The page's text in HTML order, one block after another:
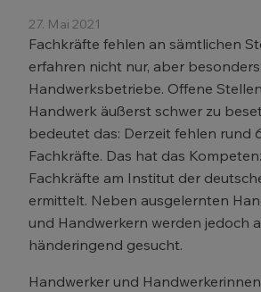
27. Mai 2021
Fachkräfte fehlen an sämtlichen
erfahren nicht nur, aber besonders
Handwerksbetriebe. Offene
Handwerk äußerst schwer zu
bedeutet das: Derzeit fehlen rund
Fachkräfte. Das hat das
Fachkräfte am Institut der
ermittelt. Neben ausgelernten
und Handwerkern werden jedoch
händeringend gesucht.
Handwerker und